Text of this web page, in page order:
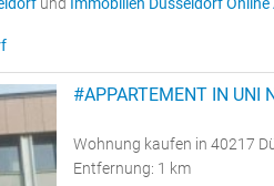
#APPARTEMENT IN UNI
Wohnung kaufen in 40217
Entfernung: 1 km